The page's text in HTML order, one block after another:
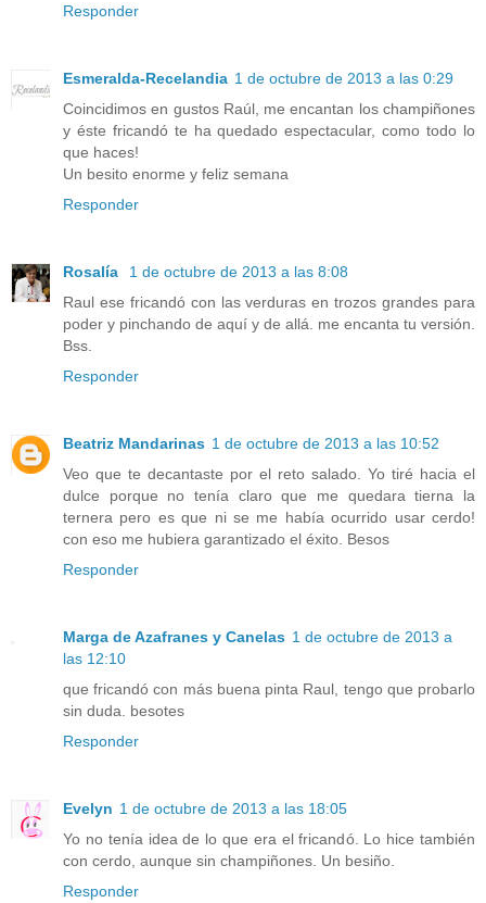
Responder
Esmeralda-Recelandia 1 de octubre de 2013 a las 0:29
Coincidimos en gustos Raúl, me encantan los champiñones
y éste fricandó te ha quedado espectacular, como todo lo
que haces!
Un besito enorme y feliz semana
Responder
Rosalía
1 de octubre de 2013 a las 8:08
Raul ese fricandó con las verduras en trozos grandes para
poder y pinchando de aquí y de allá. me encanta tu versión.
Bss.
Responder
Beatriz Mandarinas 1 de octubre de 2013 a las 10:52
Veo que te decantaste por el reto salado. Yo tiré hacia el
dulce porque no tenía claro que me quedara tierna la
ternera pero es que ni se me había ocurrido usar cerdo!
con eso me hubiera garantizado el éxito. Besos
Responder
Marga de Azafranes y Canelas 1 de octubre de 2013 a
las 12:10
que fricandó con más buena pinta Raul, tengo que probarlo
sin duda. besotes
Responder
Evelyn 1 de octubre de 2013 a las 18:05
Yo no tenía idea de lo que era el fricandó. Lo hice también
con cerdo, aunque sin champiñones. Un besiño.
Responder